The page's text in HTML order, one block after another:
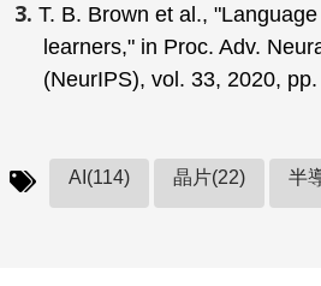
T. B. Brown et al.,
learners," in Proc. Adv.
(NeurIPS), vol. 33, 2020,
AI(114) 晶片(22) 半